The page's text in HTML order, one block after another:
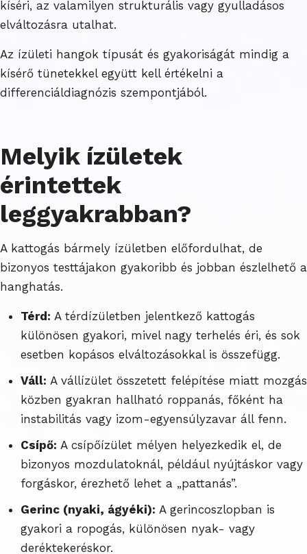
kíséri, az valamilyen strukturális vagy gyulladásos
elváltozásra utalhat.
Az ízületi hangok típusát és gyakoriságát mindig a
kísérő tünetekkel együtt kell értékelni a
differenciáldiagnózis szempontjából.
Melyik ízületek
érintettek
leggyakrabban?
A kattogás bármely ízületben előfordulhat, de
bizonyos testtájakon gyakoribb és jobban észlelhető a
hanghatás.
Térd: A térdízületben jelentkező kattogás
különösen gyakori, mivel nagy terhelés éri, és sok
esetben kopásos elváltozásokkal is összefügg.
Váll: A vállízület összetett felépítése miatt mozgás
közben gyakran hallható roppanás, főként ha
instabilitás vagy izom-egyensúlyzavar áll fenn.
Csípő: A csípőízület mélyen helyezkedik el, de
bizonyos mozdulatoknál, például nyújtáskor vagy
forgáskor, érezhető lehet a „pattanás”.
Gerinc (nyaki, ágyéki): A gerincoszlopban is
gyakori a ropogás, különösen nyak- vagy
deréktekeréskor.